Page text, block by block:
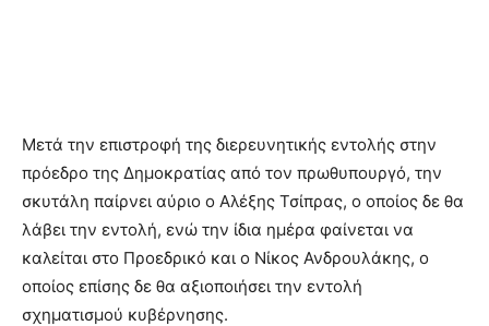
Μετά την επιστροφή της διερευνητικής εντολής στην
πρόεδρο της Δημοκρατίας από τον πρωθυπουργό, την
σκυτάλη παίρνει αύριο ο Αλέξης Τσίπρας, ο οποίος δε θα
λάβει την εντολή, ενώ την ίδια ημέρα φαίνεται να
καλείται στο Προεδρικό και ο Νίκος Ανδρουλάκης, ο
οποίος επίσης δε θα αξιοποιήσει την εντολή
σχηματισμού κυβέρνησης.